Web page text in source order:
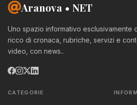
Aranova • NET
Uno spazio informativo esclusivamente
ricco di cronaca, rubriche, servizi e
video, con news..
CATEGORIE